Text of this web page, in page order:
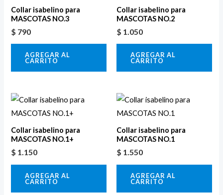
Collar isabelino para
MASCOTAS NO.3
$ 790
AGREGAR AL
CARRITO
Collar isabelino para
MASCOTAS NO.2
$ 1.050
AGREGAR AL
CARRITO
Collar isabelino para
MASCOTAS NO.1+
$ 1.150
AGREGAR AL
CARRITO
Collar isabelino para
MASCOTAS NO.1
$ 1.550
AGREGAR AL
CARRITO